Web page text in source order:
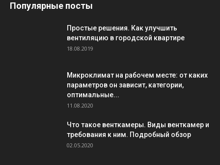
Популярные посты
Простые решения. Как улучшить
вентиляцию в городской квартире
18.08.2019
Микроклимат на рабочем месте: от каких
параметров он зависит, категории,
оптимальные...
11.08.2020
Что такое венткамеры. Виды венткамер и
требования к ним. Подробный обзор
02.05.2020